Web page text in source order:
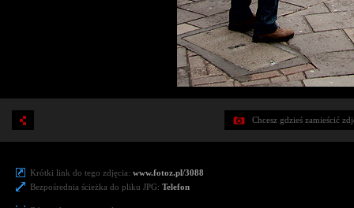
Chcesz gdzieś zamieścić
Krótki link do tego zdjęcia: www.fotoz.pl/3088
Bezpośrednia ścieżka do pliku JPG: Telefon